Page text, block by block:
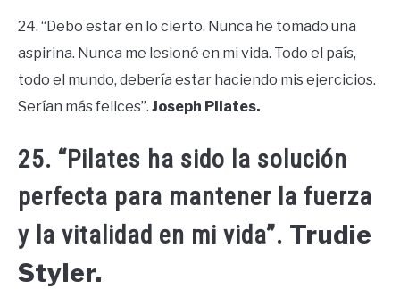
24. “Debo estar en lo cierto. Nunca he tomado una
aspirina. Nunca me lesioné en mi vida. Todo el país,
todo el mundo, debería estar haciendo mis ejercicios.
Serían más felices”. Joseph Pilates.
25. “Pilates ha sido la solución
perfecta para mantener la fuerza
y ​​la vitalidad en mi vida”. Trudie
Styler.